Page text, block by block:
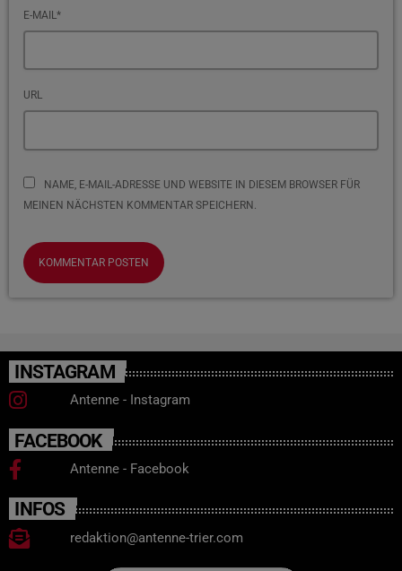
E-MAIL*
URL
NAME, E-MAIL-ADRESSE UND WEBSITE IN DIESEM BROWSER FÜR
MEINEN NÄCHSTEN KOMMENTAR SPEICHERN.
INSTAGRAM
Antenne - Instagram
FACEBOOK
Antenne - Facebook
INFOS
redaktion@antenne-trier.com